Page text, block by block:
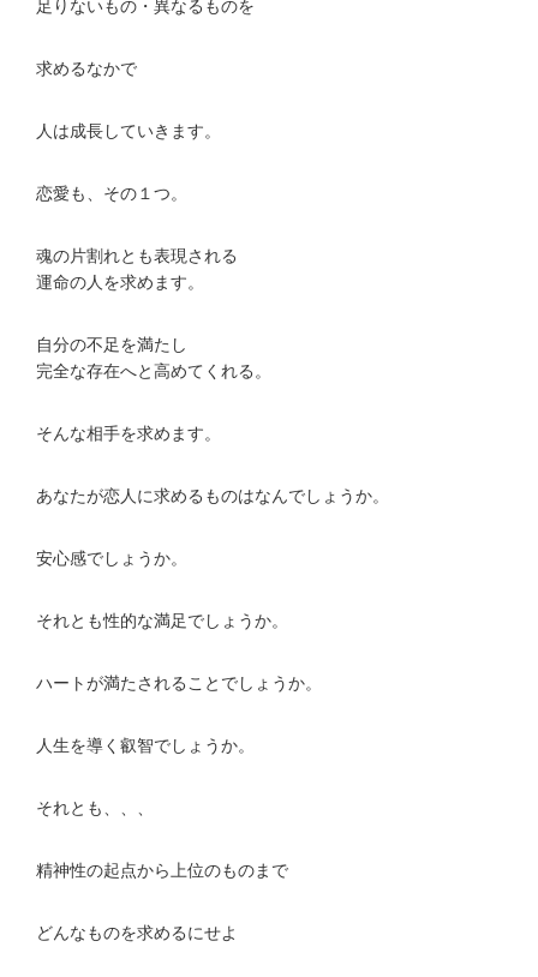
足りないもの・異なるものを
求めるなかで
人は成長していきます。
恋愛も、その１つ。
魂の片割れとも表現される
運命の人を求めます。
自分の不足を満たし
完全な存在へと高めてくれる。
そんな相手を求めます。
あなたが恋人に求めるものはなんでしょうか。
安心感でしょうか。
それとも性的な満足でしょうか。
ハートが満たされることでしょうか。
人生を導く叡智でしょうか。
それとも、、、
精神性の起点から上位のものまで
どんなものを求めるにせよ